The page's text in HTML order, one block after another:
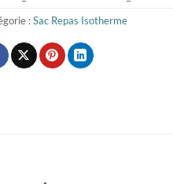
:Sac Repas Isotherme